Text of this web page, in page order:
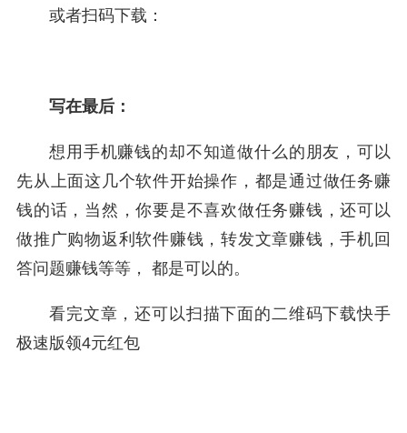
或者扫码下载：
写在最后：
想用手机赚钱的却不知道做什么的朋友，可以
先从上面这几个软件开始操作，都是通过做任务赚
钱的话，当然，你要是不喜欢做任务赚钱，还可以
做推广购物返利软件赚钱，转发文章赚钱，手机回
答问题赚钱等等， 都是可以的。
看完文章，还可以扫描下面的二维码下载快手
极速版领4元红包